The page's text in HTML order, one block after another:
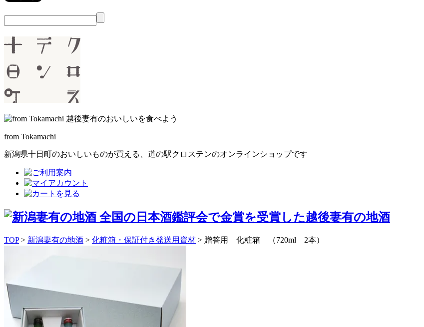
from Tokamachi
新潟県十日町のおいしいものが買える、 道の駅クロステンのオンラインショップです
TOP> 新潟妻有の地酒 > 化粧箱・保証付き発送用資材 > 贈答用 化粧箱 （720ml 2本）